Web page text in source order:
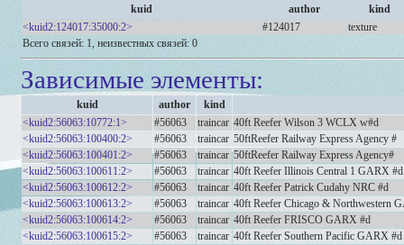
kuid author
kind
<kuid2:124017:35000:2>
#124017
texture
Всего связей: 1, неизвестных связей: 0
Зависимые элементы:
kuid author
kind
<kuid2:56063:10772:1>
#56063 traincar 40ft Reefer Wilson 3 WCLX w#d
<kuid2:56063:100400:2>
#56063 traincar 50ftReefer Railway Express Agency #
<kuid2:56063:100401:2>
#56063 traincar 50ftReefer Railway Express Agency#
<kuid2:56063:100611:2>
#56063 traincar 40ft Reefer Illinois Central 1 GARX #d
<kuid2:56063:100612:2>
#56063 traincar 40ft Reefer Patrick Cudahy NRC #d
<kuid2:56063:100613:2>
#56063 traincar 40ft Reefer Chicago & Northwestern
<kuid2:56063:100614:2>
#56063 traincar 40ft Reefer FRISCO GARX #d
<kuid2:56063:100615:2>
#56063 traincar 40ft Reefer Southern Pacific GARX #d